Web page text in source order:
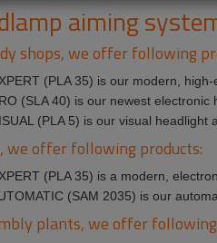
aiming
shops, we offer following
(PLA 35) is our modern,
(SLA 40) is our newest
(PLA 5) is our visual headlight
we offer following products:
(PLA 35) is a modern,
(SAM 2035) is our
plants, we offer